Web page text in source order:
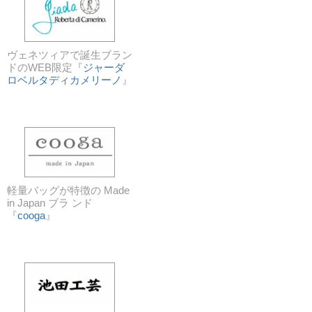
ヴェネツィアで誕生ブラン
ドのWEB限定『ジャーダ
ロベルタディカメリーノ 』
軽量バッグが特徴の Made
in Japan ブラ ンド
『cooga 』